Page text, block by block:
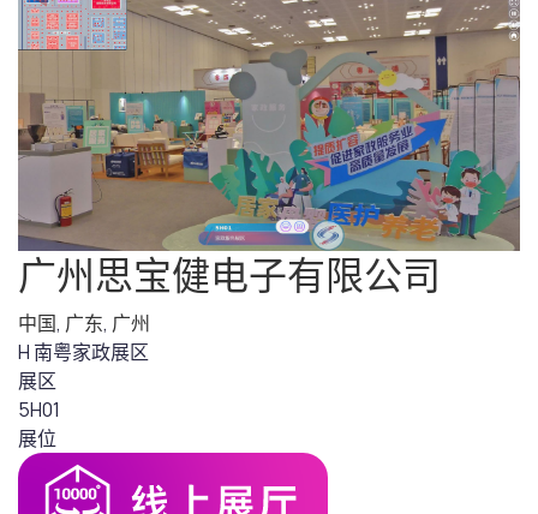
广州思宝健电子有限公司
中国, 广东, 广州
H 南粤家政展区
展区
5H01
展位